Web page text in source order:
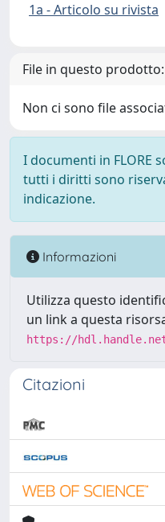
1a - Articolo su rivista
File in questo prodotto:
Non ci sono file
I documenti in FLORE
tutti i diritti sono
indicazione.
Informazioni
Utilizza questo
un link a questa
https://
Citazioni